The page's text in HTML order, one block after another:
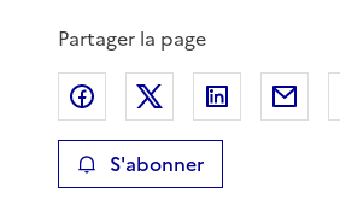
Partager la page
Partager sur Facebook
Partager sur X
Partager
S'abonner